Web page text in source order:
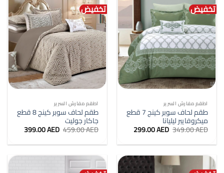
تخفيض
اطقم مفارش السرير
طقم لحاف سوبر كينج 7 قطع
ميكروفايبر ليليانا
349.00AED السعر
الأصلي
هو:
349.00 AED.
299.00AED
هو:
299.00 AED.
تخفيض
اطقم مفارش السرير
طقم لحاف سوبر كينج 8 قطع
جاكار جوليت
459.00AED السعر
الأصلي
هو:
459.00 AED.
399.00AED
هو:
399.00 AED.